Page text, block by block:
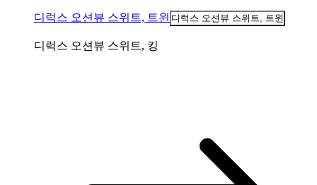
디럭스 오션뷰 스위트, 트윈 디럭스 오션뷰 스위트, 트윈
디럭스 오션뷰 스위트, 킹